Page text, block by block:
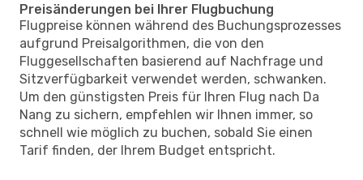
Preisänderungen bei Ihrer Flugbuchung
Flugpreise können während des Buchungsprozesses
aufgrund Preisalgorithmen, die von den
Fluggesellschaften basierend auf Nachfrage und
Sitzverfügbarkeit verwendet werden, schwanken.
Um den günstigsten Preis für Ihren Flug nach Da
Nang zu sichern, empfehlen wir Ihnen immer, so
schnell wie möglich zu buchen, sobald Sie einen
Tarif finden, der Ihrem Budget entspricht.